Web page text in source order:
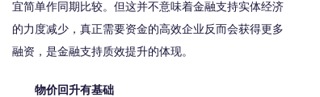
宜简单作同期比较。但这并不意味着金融支持实体经济
的力度减少，真正需要资金的高效企业反而会获得更多
融资，是金融支持质效提升的体现。
物价回升有基础